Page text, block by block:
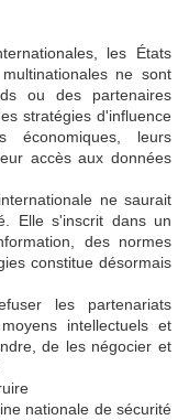
les États
ne sont
ou des partenaires
stratégies d'influence
économiques, leurs
accès aux données
ne saurait
Elle s'inscrit dans un
des normes
constitue désormais
les partenariats
intellectuels et
de les négocier et
nationale de sécurité